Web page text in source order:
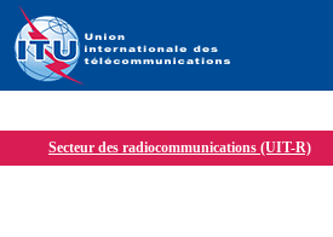
Secteur des radiocommunications (UIT-R)